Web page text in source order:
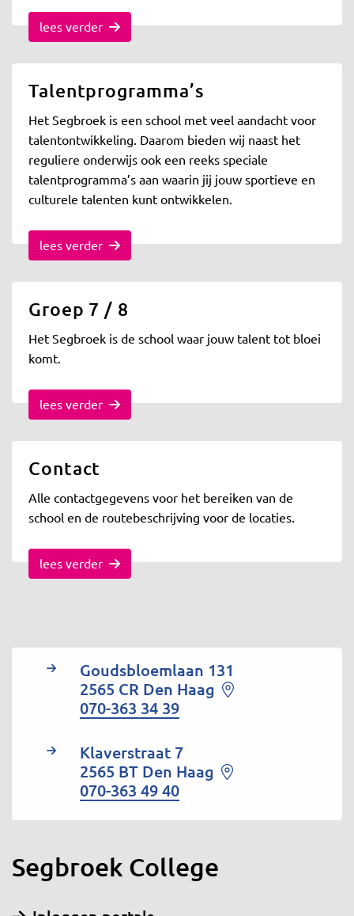
lees verder
Talentprogramma’s
Het Segbroek is een school met veel aandacht voor
talentontwikkeling. Daarom bieden wij naast het
reguliere onderwijs ook een reeks speciale
talentprogramma’s aan waarin jij jouw sportieve en
culturele talenten kunt ontwikkelen.
lees verder
Groep 7 / 8
Het Segbroek is de school waar jouw talent tot bloei
komt.
lees verder
Contact
Alle contactgegevens voor het bereiken van de
school en de routebeschrijving voor de locaties.
lees verder
Goudsbloemlaan 131
2565 CR Den Haag
070-363 34 39
Klaverstraat 7
2565 BT Den Haag
070-363 49 40
Segbroek College